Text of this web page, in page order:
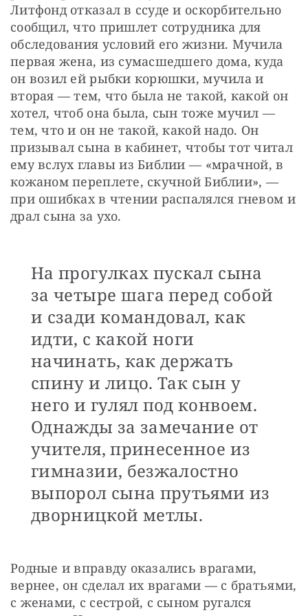
Литфонд отказал в ссуде и оскорбительно
сообщил, что пришлет сотрудника для
обследования условий его жизни. Мучила
первая жена, из сумасшедшего дома, куда
он возил ей рыбки корюшки, мучила и
вторая — тем, что была не такой, какой он
хотел, чтоб она была, сын тоже мучил —
тем, что и он не такой, какой надо. Он
призывал сына в кабинет, чтобы тот читал
ему вслух главы из Библии — «мрачной, в
кожаном переплете, скучной Библии», —
при ошибках в чтении распалялся гневом и
драл сына за ухо.
На прогулках пускал сына
за четыре шага перед собой
и сзади командовал, как
идти, с какой ноги
начинать, как держать
спину и лицо. Так сын у
него и гулял под конвоем.
Однажды за замечание от
учителя, принесенное из
гимназии, безжалостно
выпорол сына прутьями из
дворницкой метлы.
Родные и вправду оказались врагами,
вернее, он сделал их врагами — с братьями,
с женами, с сестрой, с сыном ругался